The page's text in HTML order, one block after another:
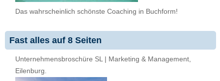
Das wahrscheinlich schönste Coaching in Buchform!
Fast alles auf 8 Seiten
Unternehmensbroschüre SL | Marketing & Management,
Eilenburg.